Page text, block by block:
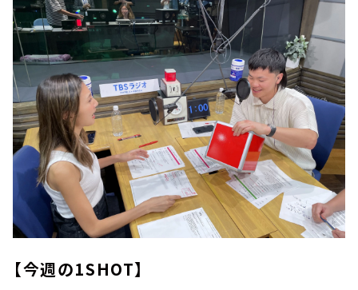
【今週の1SHOT】